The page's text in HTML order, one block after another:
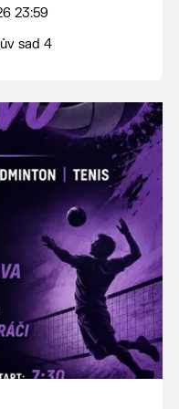
stárky od
sokolovně
DH
23:59
sad 4